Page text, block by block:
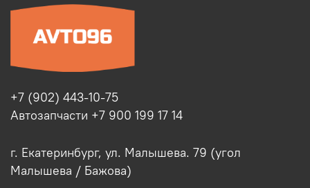
+7 (902) 443-10-75
Автозапчасти +7 900 199 17 14
г. Екатеринбург, ул. Малышева. 79 (угол
Малышева / Бажова)